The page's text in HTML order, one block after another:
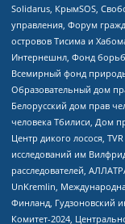
Solidarus, КрымSOS,
управления, Форум
островов Тисима и
Интернешнл, Фонд
Всемирный фонд
Образовательный дом
Белорусский дом прав
человека Тбилиси, Дом
Центр дикого лосося,
исследований им
расследователей,
UnKremlin,
Финланд, Гудзоновский
Комитет-2024,